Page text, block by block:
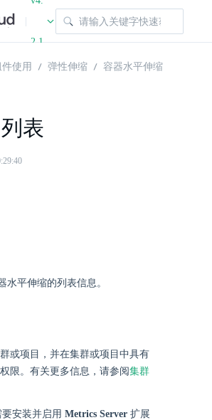
|
2.1
使用 弹性伸缩
容器水平伸缩
表
水平伸缩的列表信息。
或项目，并在集群或项目中具有
权限。有关更多信息，请参阅集群
要安装并启用 Metrics Server 扩展